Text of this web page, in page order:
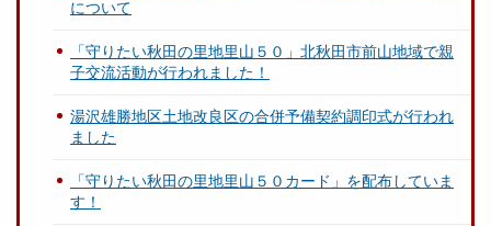
について
「守りたい秋田の里地里山５０」北秋田市前山地域で親
子交流活動が行われました！
湯沢雄勝地区土地改良区の合併予備契約調印式が行われ
ました
「守りたい秋田の里地里山５０カード」を配布していま
す！